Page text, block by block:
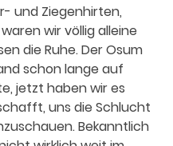
und Ziegenhirten,
wir völlig alleine
die Ruhe. Der Osum
schon lange auf
jetzt haben wir es
uns die Schlucht
Bekanntlich